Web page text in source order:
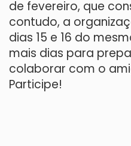
de fevereiro, que
contudo, a
dias 15 e 16 do
mais dias para
colaborar com o
Participe!